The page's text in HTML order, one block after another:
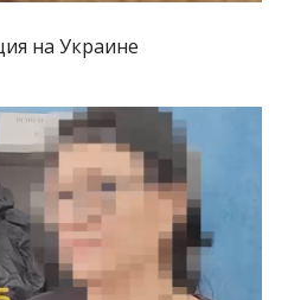
на Украине